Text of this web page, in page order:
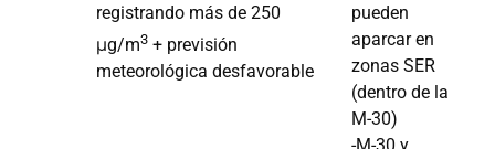
registrando más de 250
μg/m3 + previsión
meteorológica desfavorable
pueden
aparcar en
zonas SER
(dentro de la
M-30)
-M-30 y